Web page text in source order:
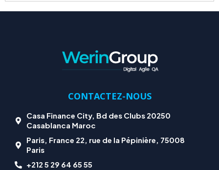
CONTACTEZ-NOUS
Casa Finance City, Bd des Clubs 20250
Casablanca Maroc
Paris, France 22, rue de la Pépinière, 75008
Paris
+212 5 29 64 65 55